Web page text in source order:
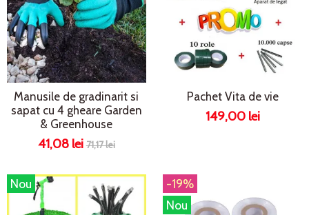
Manusile de gradinarit si
sapat cu 4 gheare Garden
& Greenhouse
41,08 lei 71,17 lei
Pachet Vita de vie
149,00 lei
Nou
-19%
Nou